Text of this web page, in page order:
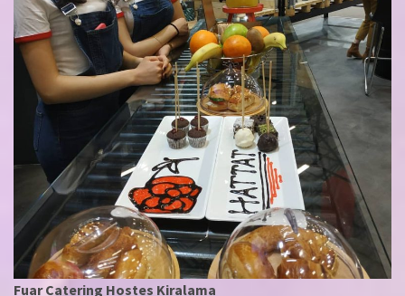
Fuar Catering Hostes Kiralama